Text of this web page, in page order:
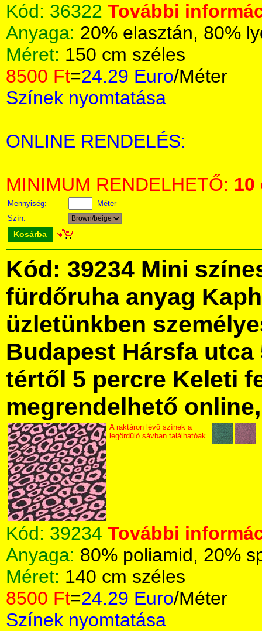
Kód: 36322 További
Anyaga: 20% elasztán, 80%
Méret: 150 cm széles
8500 Ft=24.29 Euro/Méter
Színek nyomtatása
ONLINE RENDELÉS:
MINIMUM RENDELHETŐ: 10
Mennyiség:
Méter
Szín:
Kosárba
Kód: 39234 Mini
fürdőruha anyag
üzletünkben
Budapest Hársfa utca
tértől 5 percre Keleti
megrendelhető
A raktáron lévő színek a
legördülő sávban találhatóak.
Kód: 39234 További
Anyaga: 80% poliamid, 20%
Méret: 140 cm széles
8500 Ft=24.29 Euro/Méter
Színek nyomtatása